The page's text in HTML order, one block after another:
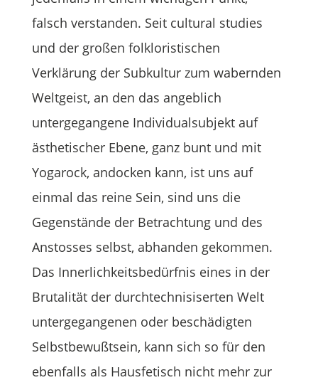
falsch verstanden. Seit cultural studies
und der großen folkloristischen
Verklärung der Subkultur zum wabernden
Weltgeist, an den das angeblich
untergegangene Individualsubjekt auf
ästhetischer Ebene, ganz bunt und mit
Yogarock, andocken kann, ist uns auf
einmal das reine Sein, sind uns die
Gegenstände der Betrachtung und des
Anstosses selbst, abhanden gekommen.
Das Innerlichkeitsbedürfnis eines in der
Brutalität der durchtechnisiserten Welt
untergegangenen oder beschädigten
Selbstbewußtsein, kann sich so für den
ebenfalls als Hausfetisch nicht mehr zur